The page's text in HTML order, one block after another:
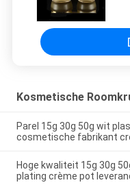
Kosmetische
Parel 15g 30g 50g wit
cosmetische fabrikant
Hoge kwaliteit 15g 30g
plating crème pot